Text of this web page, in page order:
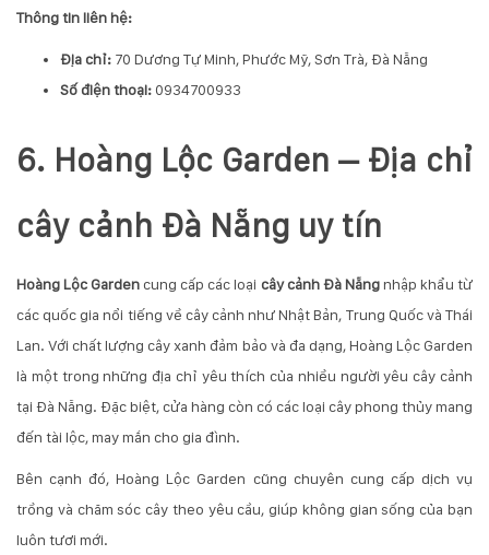
Thông tin liên hệ:
Địa chỉ: 70 Dương Tự Minh, Phước Mỹ, Sơn Trà, Đà Nẵng
Số điện thoại: 0934700933
6. Hoàng Lộc Garden – Địa chỉ
cây cảnh Đà Nẵng uy tín
Hoàng Lộc Gardencung cấp các loại cây cảnh Đà Nẵngnhập khẩu từ
các quốc gia nổi tiếng về cây cảnh như Nhật Bản, Trung Quốc và Thái
Lan. Với chất lượng cây xanh đảm bảo và đa dạng, Hoàng Lộc Garden
là một trong những địa chỉ yêu thích của nhiều người yêu cây cảnh
tại Đà Nẵng. Đặc biệt, cửa hàng còn có các loại cây phong thủy mang
đến tài lộc, may mắn cho gia đình.
Bên cạnh đó, Hoàng Lộc Garden cũng chuyên cung cấp dịch vụ
trồng và chăm sóc cây theo yêu cầu, giúp không gian sống của bạn
luôn tươi mới.